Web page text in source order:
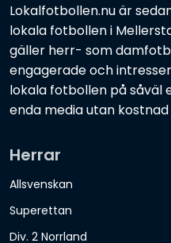
Lokalfotbollen.nu är
lokala fotbollen i
gäller herr- som
engagerade och
lokala fotbollen på såväl
enda media utan
Herrar
Allsvenskan
Superettan
Div. 2 Norrland